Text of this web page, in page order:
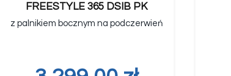
FREESTYLE 365 DSIB PK
z palnikiem bocznym na podczerwień